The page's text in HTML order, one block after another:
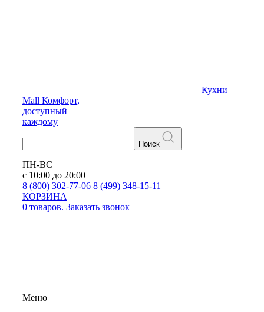
Кухни
Mall Комфорт,
доступный
каждому
Поиск
ПН-ВС
с 10:00 до 20:00
8 (800) 302-77-06 8 (499) 348-15-11
КОРЗИНА
0 товаров. Заказать звонок
Меню